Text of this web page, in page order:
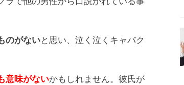
のがないと思い、泣く泣くキャバク
意味がないかもしれません。彼氏が